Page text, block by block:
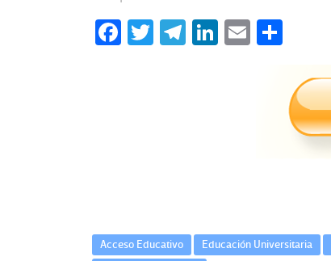
Fa T
Te Li
E
m
p
ar
Acceso Educativo Educación Universitaria